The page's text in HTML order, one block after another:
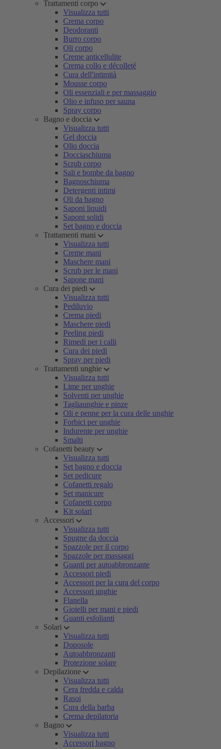
Trattamenti corpo
Visualizza tutti
Crema corpo
Deodoranti
Burro corpo
Oli corpo
Creme anticellulite
Crema collo e décolleté
Cura dell'intimità
Mousse corpo
Oli essenziali e per massaggio
Olio e infuso per sauna
Spray corpo
Bagno e doccia
Visualizza tutti
Gel doccia
Olio doccia
Docciaschiuma
Scrub corpo
Sali e bombe da bagno
Bagnoschiuma
Detergenti intimi
Oli da bagno
Saponi liquidi
Saponi solidi
Set bagno e doccia
Trattamenti mani
Visualizza tutti
Creme mani
Maschere mani
Scrub per le mani
Sapone mani
Cura dei piedi
Visualizza tutti
Pediluvio
Crema piedi
Maschere piedi
Peeling piedi
Rimedi per i calli
Cura dei piedi
Spray per piedi
Trattamenti unghie
Visualizza tutti
Lime per unghie
Solventi per unghie
Tagliaunghie e pinze
Oli e penne per la cura delle unghie
Forbici per unghie
Indurente per unghie
Smalti
Cofanetti beauty
Visualizza tutti
Set bagno e doccia
Set pedicure
Cofanetti regalo
Set manicure
Cofanetti corpo
Kit solari
Accessori
Visualizza tutti
Spugne da doccia
Spazzole per il corpo
Spazzole per massaggi
Guanti per autoabbronzante
Accessori piedi
Accessori per la cura del corpo
Accessori unghie
Flanella
Gioielli per mani e piedi
Guanti esfolianti
Solari
Visualizza tutti
Doposole
Autoabbronzanti
Protezione solare
Depilazione
Visualizza tutti
Cera fredda e calda
Rasoi
Cura della barba
Crema depilatoria
Bagno
Visualizza tutti
Accessori bagno